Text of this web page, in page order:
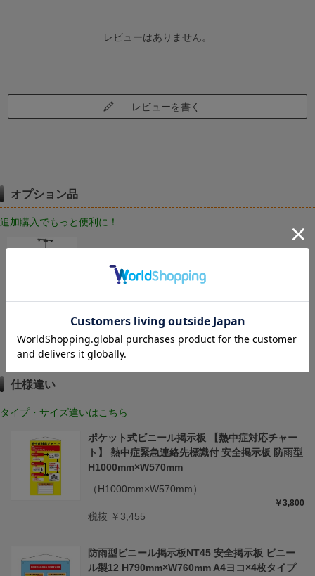
レビューはありません。
レビューを書く
オプション品
追加購入でもっと便利に！
ビニール製安全掲
縮式H1250～
1885mm
仕様違い
タイプ・サイズ違いはこちら
ポケット式ビニール掲示板 【熱中症対応チャー
ト】 熱中症緊急連絡先標識付 安全掲示板 防雨型
H1000mm×W570mm
（H1000mm×W570mm）
￥3,800
税抜 ￥3,455
防雨型ビニール掲示板NT45 安全掲示板 ビニー
ル製12 H790mm×W760mm A4ヨコ×4枚タイプ